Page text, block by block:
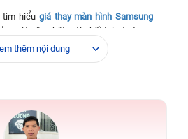
hiểu giá thay màn hình Samsung
giá cập nhật mới nhất tại các trung
giúp bạn dễ dàng so sánh.
thêm nội dung